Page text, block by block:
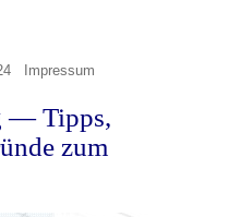
Impressum
— Tipps,
zum